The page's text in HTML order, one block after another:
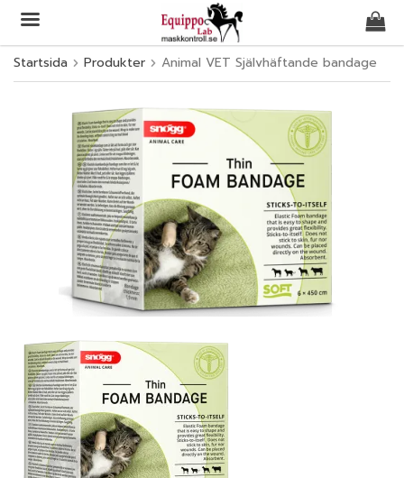
Produkten har blivit tillagd i varukorgen
Startsida Produkter Animal VET Självhäftande bandage